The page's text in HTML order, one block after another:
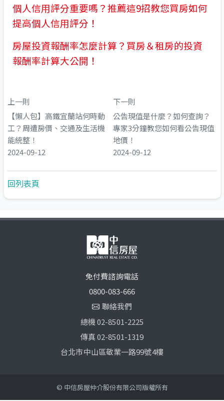
個人信用評分重要嗎？推薦這9招教您買房如何
提高個人信用評分！
房屋投資報酬率怎麼計算？買房＆租房的投資
報酬率計算大公開！
上一則
【懶人包】高鐵宜蘭站何時動
工？周遭房價、交通及生活機
能統整！
2024-09-12
下一則
公告現值是什麼？如何查詢？
專家3分鐘教您如何看公告現值
地價！
2024-09-12
回列表頁
免付費諮詢電話
0800-083-666
聯絡我們
總機 02-8501-2225
傳真 02-8501-1319
台北市中山區敬業一路99號4樓
© 中信房屋仲介股份有限公司版權所有